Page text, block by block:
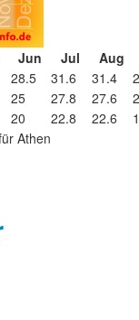
Jun Jul Aug
Athen
28.5 31.6 31.4
25 27.8 27.6
20 22.8 22.6